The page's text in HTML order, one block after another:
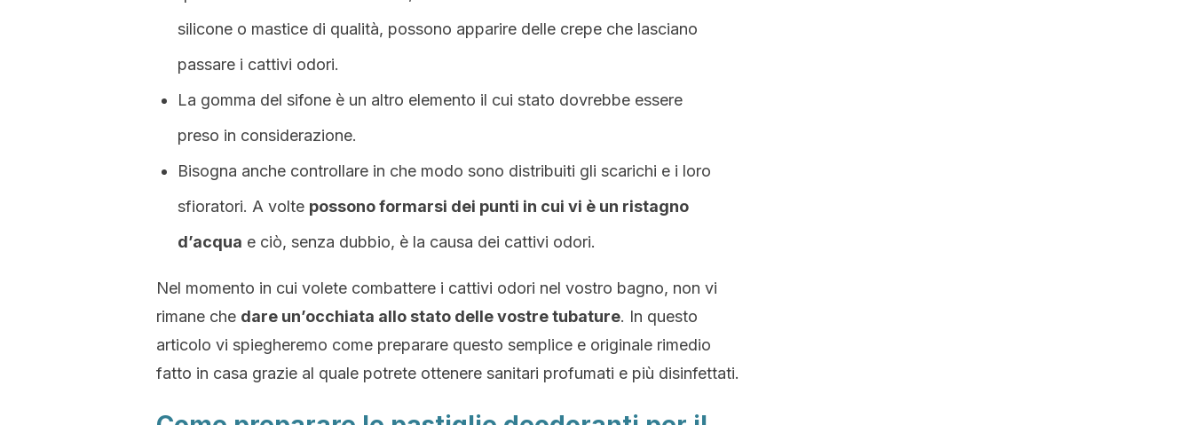
silicone o mastice di qualità, possono apparire delle crepe che lasciano
passare i cattivi odori.
La gomma del sifone è un altro elemento il cui stato dovrebbe essere
preso in considerazione.
Bisogna anche controllare in che modo sono distribuiti gli scarichi e i loro
sfioratori. A volte possono formarsi dei punti in cui vi è un ristagno
d’acqua e ciò, senza dubbio, è la causa dei cattivi odori.
Nel momento in cui volete combattere i cattivi odori nel vostro bagno, non vi
rimane che dare un’occhiata allo stato delle vostre tubature. In questo
articolo vi spiegheremo come preparare questo semplice e originale rimedio
fatto in casa grazie al quale potrete ottenere sanitari profumati e più disinfettati.